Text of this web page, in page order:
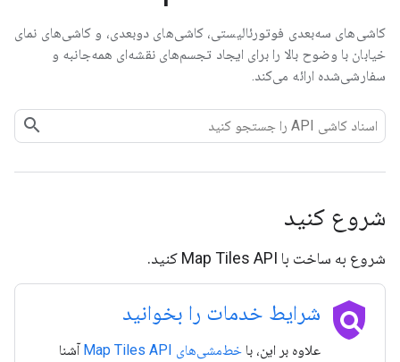
کاشی‌های سه‌بعدی فوتورئالیستی، کاشی‌های دوبعدی، و کاشی‌های نمای
خیابان با وضوح بالا را برای ایجاد تجسم‌های نقشه‌ای همه‌جانبه و
سفارشی‌شده ارائه می‌کند.
شروع کنید
شروع به ساخت با Map Tiles API کنید.
policy شرایط خدمات را بخوانید
علاوه بر این، با خط‌مشی‌های Map Tiles API
آشنا